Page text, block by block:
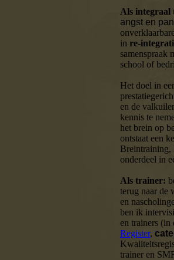
Als integraal
angst en
in re-
samenspraak
school of
Het doel in
en de
kennis te
het brein op
ontstaat een
Breintraining,
onderdeel in
Als trainer:
terug naar de
en
ben ik
en trainers (in
Register,
trainer en